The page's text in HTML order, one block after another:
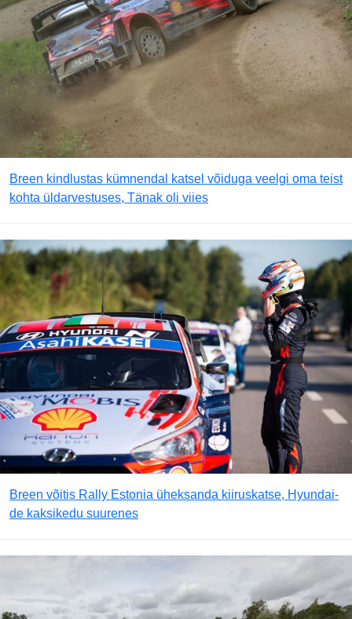
Breen kindlustas kümnendal katsel võiduga veelgi oma teist
kohta üldarvestuses, Tänak oli viies
Breen võitis Rally Estonia üheksanda kiiruskatse, Hyundai-
de kaksikedu suurenes